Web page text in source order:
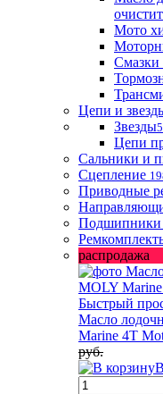
Мото
Смазки
Цепи и
Звезды
Цепи
Сальники и
Сцепление
Приводные
Подшипники
распродажа
Быстрый
Масло
Marine 4T
руб.